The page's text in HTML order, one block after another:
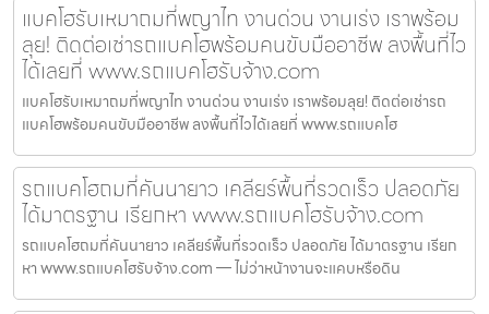
แบคโฮรับเหมาถมที่พญาไท งานด่วน งานเร่ง เราพร้อม
ลุย! ติดต่อเช่ารถแบคโฮพร้อมคนขับมืออาชีพ ลงพื้นที่ไว
ได้เลยที่ www.รถแบคโฮรับจ้าง.com
แบคโฮรับเหมาถมที่พญาไท งานด่วน งานเร่ง เราพร้อมลุย! ติดต่อเช่ารถ
แบคโฮพร้อมคนขับมืออาชีพ ลงพื้นที่ไวได้เลยที่ www.รถแบคโฮ
รถแบคโฮถมที่คันนายาว เคลียร์พื้นที่รวดเร็ว ปลอดภัย
ได้มาตรฐาน เรียกหา www.รถแบคโฮรับจ้าง.com
รถแบคโฮถมที่คันนายาว เคลียร์พื้นที่รวดเร็ว ปลอดภัย ได้มาตรฐาน เรียก
หา www.รถแบคโฮรับจ้าง.com — ไม่ว่าหน้างานจะแคบหรือดิน